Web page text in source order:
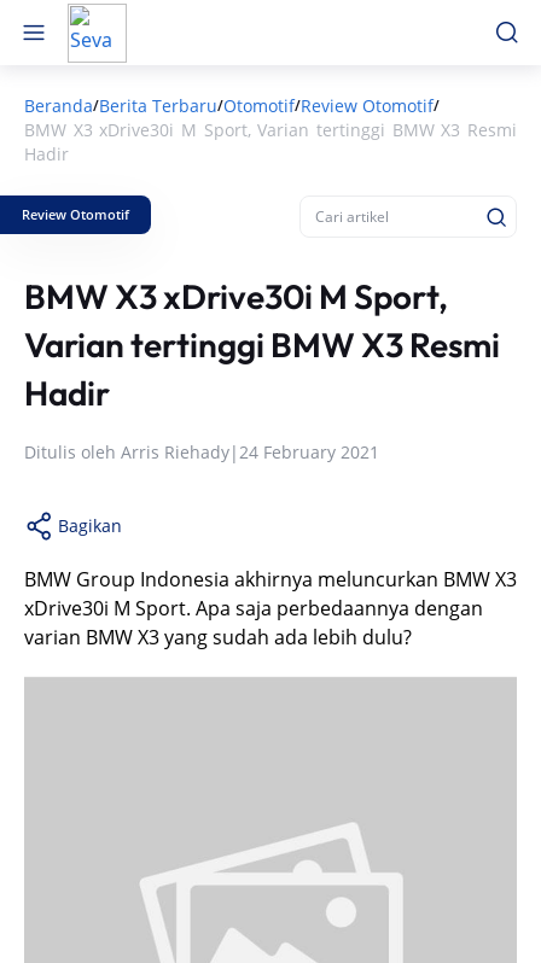
Beranda/Berita Terbaru/Otomotif/Review Otomotif/
BMW X3 xDrive30i M Sport, Varian tertinggi BMW X3 Resmi
Hadir
Review Otomotif
BMW X3 xDrive30i M Sport,
Varian tertinggi BMW X3 Resmi
Hadir
Ditulis oleh Arris Riehady|24 February 2021
Bagikan
BMW Group Indonesia akhirnya meluncurkan BMW X3
xDrive30i M Sport. Apa saja perbedaannya dengan
varian BMW X3 yang sudah ada lebih dulu?